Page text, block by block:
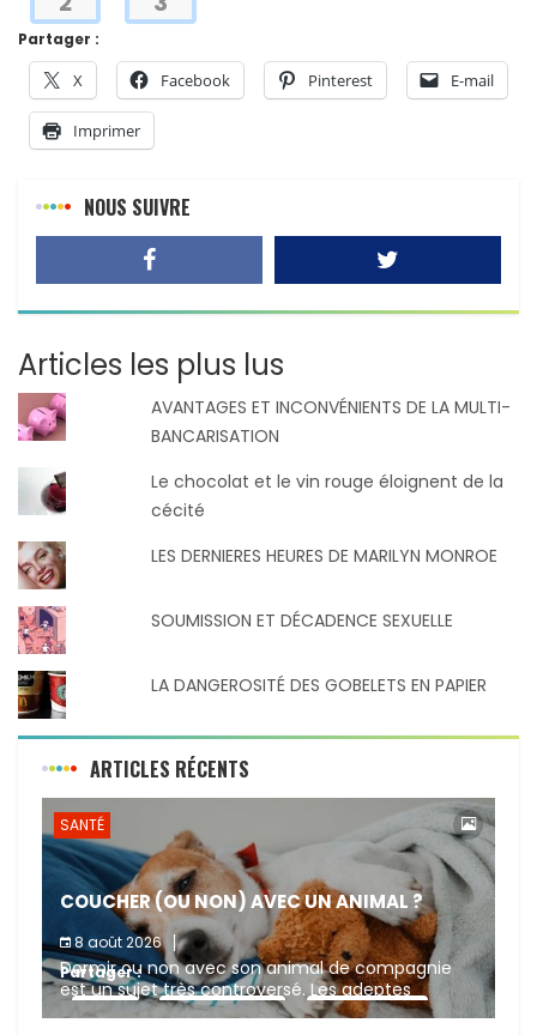
Partager :
X Facebook Pinterest E-mail
Imprimer
NOUS SUIVRE
Articles les plus lus
AVANTAGES ET INCONVÉNIENTS DE LA MULTI-
BANCARISATION
Le chocolat et le vin rouge éloignent de la
cécité
LES DERNIERES HEURES DE MARILYN MONROE
SOUMISSION ET DÉCADENCE SEXUELLE
LA DANGEROSITÉ DES GOBELETS EN PAPIER
ARTICLES RÉCENTS
SANTÉ
COUCHER (OU NON) AVEC UN ANIMAL ?
8 août 2026
Dormir ou non avec son animal de compagnie
est un sujet très controversé. Les adeptes
affirment que la présence de leur compagnon à
Partager :
Facebook Pinterest